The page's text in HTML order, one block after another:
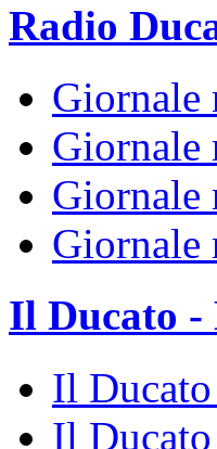
Radio
Giornale
Giornale
Giornale
Giornale
Il Ducato -
Il
Il